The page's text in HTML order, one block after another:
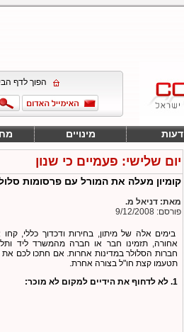
הפוך לדף
דעות מינויים
יום שלישי: פעמיים כי שנון
קומיון מעלה את המורל עם פרסומות
מאת: דניאל מ.
פורסם: 9/12/2008
בימים אלה של מיתון, בחירות ודכדוך כללי,
אחורה, תזמינו חבר או חברה מהמשרד ליד
חברות הסלולר במדינות אחרות. אם חתכו לכם את
תטעמו קצת חו"ל בצורה אחרת.
1. לא לדחוף את הידיים למקום לא מוכר: